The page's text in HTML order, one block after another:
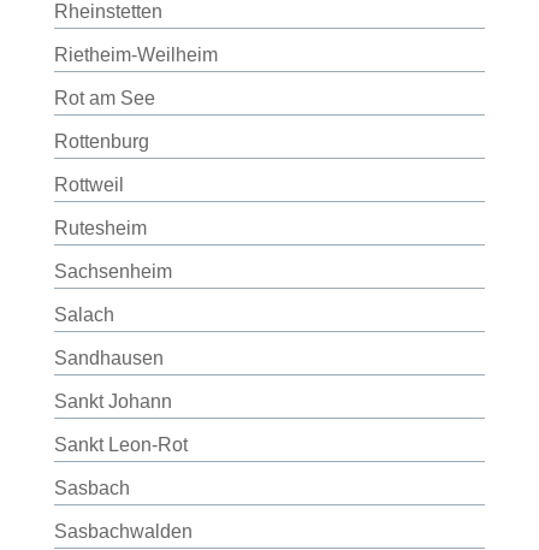
Rheinstetten
Rietheim-Weilheim
Rot am See
Rottenburg
Rottweil
Rutesheim
Sachsenheim
Salach
Sandhausen
Sankt Johann
Sankt Leon-Rot
Sasbach
Sasbachwalden